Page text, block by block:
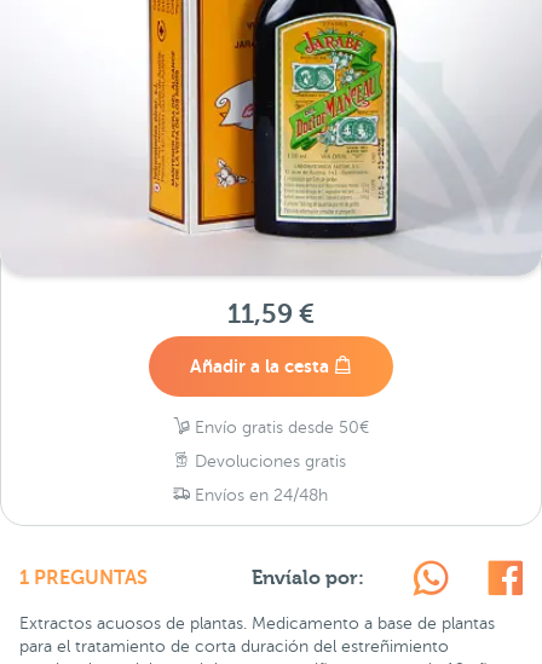
11,59 €
Añadir a la cesta
Envío gratis desde 50€
Devoluciones gratis
Envíos en 24/48h
1 PREGUNTAS Envíalo por:
Extractos acuosos de plantas. Medicamento a base de plantas
para el tratamiento de corta duración del estreñimiento